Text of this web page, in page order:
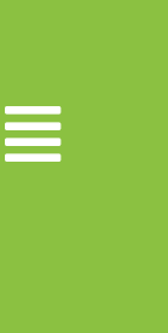
Main
Menu